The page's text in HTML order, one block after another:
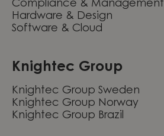
Compliance & Management
Hardware & Design
Software & Cloud
Knightec Group
Knightec Group Sweden
Knightec Group Norway
Knightec Group Brazil